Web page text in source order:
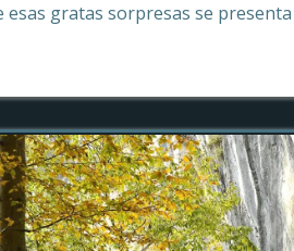
esas gratas sorpresas se